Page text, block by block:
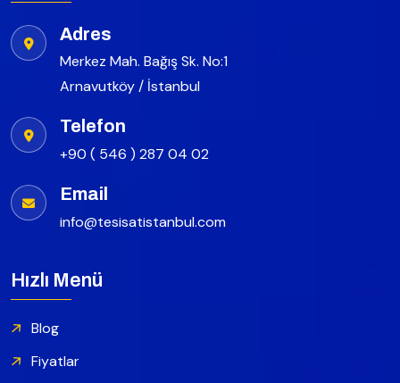
Adres
Merkez Mah. Bağış Sk. No:1
Arnavutköy / İstanbul
Telefon
+90 ( 546 ) 287 04 02
Email
info@tesisatistanbul.com
Hızlı Menü
Blog
Fiyatlar